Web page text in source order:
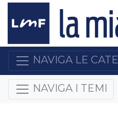
NAVIGA LE
NAVIGA I TEMI